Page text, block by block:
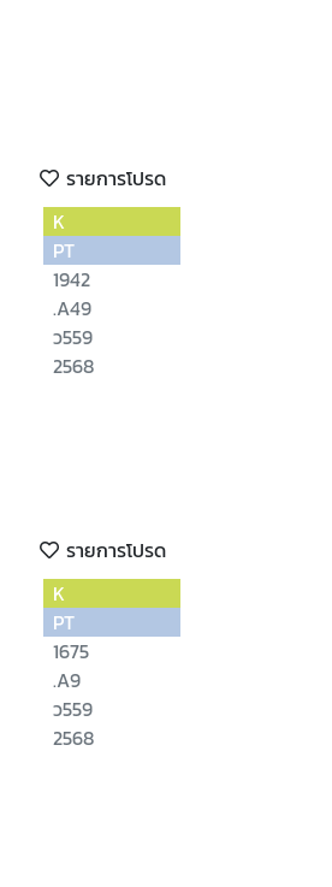
รายการโปรด
K
PT
1942
.A49
ว559
2568
รายการโปรด
K
PT
1675
.A9
ว559
2568